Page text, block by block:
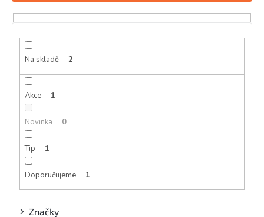
p
Na skladě 2
Akce 1
Novinka 0
Tip 1
Doporučujeme 1
Značky